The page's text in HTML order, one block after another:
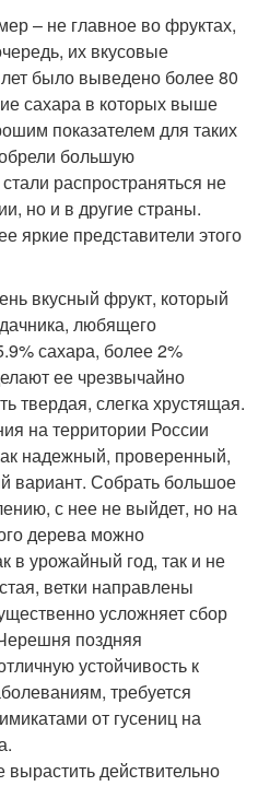
– не главное во фруктах,
их вкусовые
было выведено более 80
сахара в которых выше
показателем для таких
большую
распространяться не
но и в другие страны.
представители этого
вкусный фрукт, который
любящего
сахара, более 2%
ее чрезвычайно
твердая, слегка хрустящая.
на территории России
надежный, проверенный,
вариант. Собрать большое
с нее не выйдет, но на
дерева можно
в урожайный год, так и не
ветки направлены
усложняет сбор
поздняя
устойчивость к
требуется
от гусениц на
действительно